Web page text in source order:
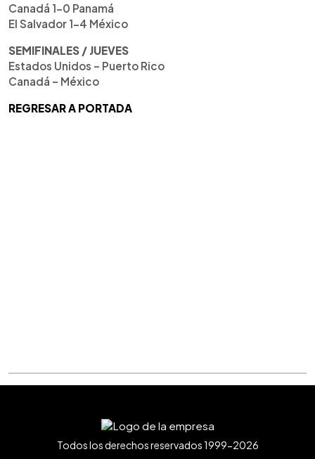
Canadá 1-0 Panamá
El Salvador 1-4 México
SEMIFINALES / JUEVES
Estados Unidos – Puerto Rico
Canadá – México
REGRESAR A PORTADA
Todos los derechos reservados 1999-2026